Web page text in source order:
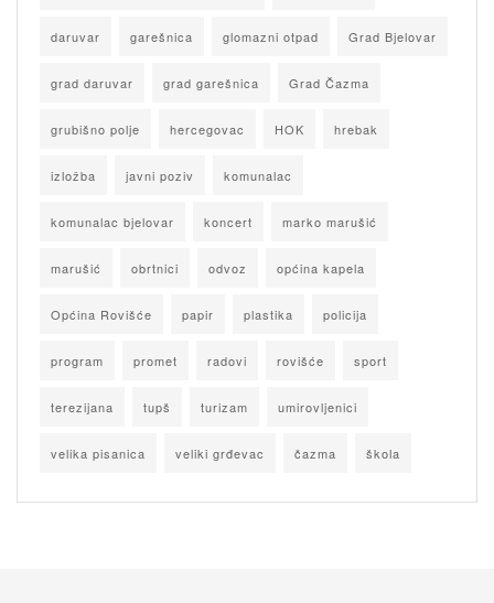
daruvar garešnica glomazni otpad Grad Bjelovar
grad daruvar grad garešnica Grad Čazma
grubišno polje hercegovac HOK hrebak
izložba javni poziv komunalac
komunalac bjelovar koncert marko marušić
marušić obrtnici odvoz općina kapela
Općina Rovišće papir plastika policija
program promet radovi rovišće sport
terezijana tupš turizam umirovljenici
velika pisanica veliki grđevac čazma škola